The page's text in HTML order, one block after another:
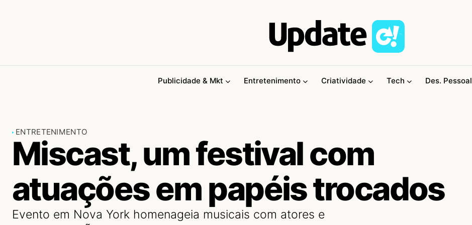
Publicidade & Mkt Entretenimento Criatividade Tech Des. Pessoal
ENTRETENIMENTO
Miscast, um festival com
atuações em papéis trocados
Evento em Nova York homenageia musicais com atores e